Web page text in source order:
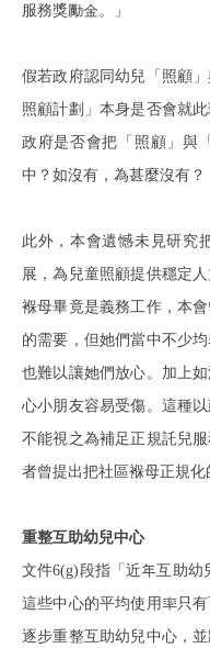
服務獎勵金。」
假若政府認同幼兒「照顧
照顧計劃」本身是否會就
政府是否會把「照顧」與
中？如沒有，為甚麼沒有？
此外，本會遺憾未見研究
展，為兒童照顧提供穩定
褓母畢竟是義務工作，本
的需要，但她們當中不少
也難以讓她們放心。加上
心小朋友容易受傷。這種
不能視之為補足正規託兒
者曾提出把社區褓母正規化
重整互助幼兒中心
文件6(g)段指「近年互助幼
這些中心的平均使用率只
逐步重整互助幼兒中心，